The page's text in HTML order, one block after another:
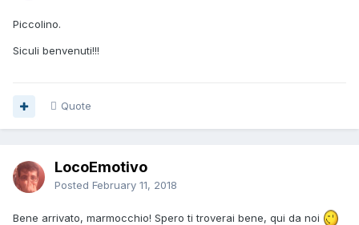
Piccolino.
Siculi benvenuti!!!
Quote
LocoEmotivo
Posted February 11, 2018
Bene arrivato, marmocchio! Spero ti troverai bene, qui da noi